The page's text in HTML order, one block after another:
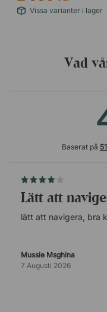
Vissa varianter i lager
Vad
Baserat på
lätt att
lätt att navigera, bra
Mussie Msghina
7 Augusti 2026